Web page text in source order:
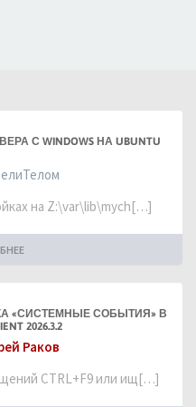
С WINDOWS НА UBUNTU
на Z:\var\lib\mych[…]
«СИСТЕМНЫЕ СОБЫТИЯ» В
2026.3.2
Раков
CTRL+F9 или ищ[…]